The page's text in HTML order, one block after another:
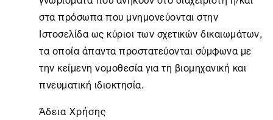
στα πρόσωπα που μνημονεύονται στην
Ιστοσελίδα ως κύριοι των σχετικών δικαιωμάτων,
τα οποία άπαντα προστατεύονται σύμφωνα με
την κείμενη νομοθεσία για τη βιομηχανική και
πνευματική ιδιοκτησία.
Άδεια Χρήσης